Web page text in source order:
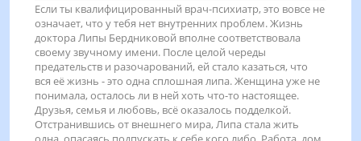
Если ты квалифицированный врач-психиатр, это вовсе не
означает, что у тебя нет внутренних проблем. Жизнь
доктора Липы Бердниковой вполне соответствовала
своему звучному имени. После целой череды
предательств и разочарований, ей стало казаться, что
вся её жизнь - это одна сплошная липа. Женщина уже не
понимала, осталось ли в ней хоть что-то настоящее.
Друзья, семья и любовь, всё оказалось подделкой.
Отстранившись от внешнего мира, Липа стала жить